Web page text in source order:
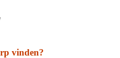
vinden?